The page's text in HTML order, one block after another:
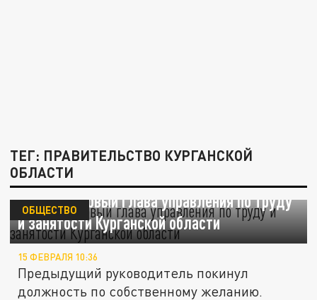
ТЕГ: ПРАВИТЕЛЬСТВО КУРГАНСКОЙ
ОБЛАСТИ
Назначен новый глава управления по труду
и занятости Курганской области
ОБЩЕСТВО
15 ФЕВРАЛЯ 10:36
Предыдущий руководитель покинул
должность по собственному желанию.